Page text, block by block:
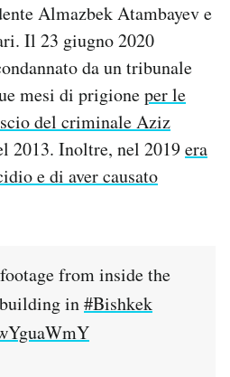
Almazbek Atambayev e
Il 23 giugno 2020
da un tribunale
mesi di prigioneper le
del criminale Aziz
2013. Inoltre, nel 2019era
e di aver causato
from inside the
in#Bishkek